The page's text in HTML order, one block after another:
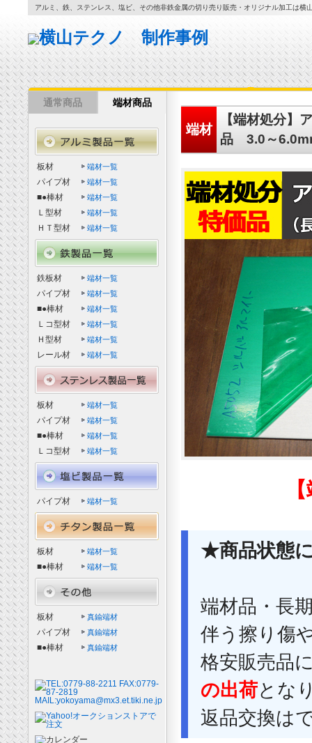
アルミ、鉄、ステンレス、塩ビ、その他非鉄金属の切り売り販売・オリジナル加工は横
端材
【端材処分】
品 3.0～
★商品状態
端材品・長
伴う擦り傷
格安販売品
の出荷とな
返品交換は
通常商品 端材商品
板材 端材一覧
パイプ材 端材一覧
■●棒材 端材一覧
Ｌ型材 端材一覧
ＨＴ型材 端材一覧
鉄板材 端材一覧
パイプ材 端材一覧
■●棒材 端材一覧
Ｌコ型材 端材一覧
Ｈ型材 端材一覧
レール材 端材一覧
板材 端材一覧
パイプ材 端材一覧
■●棒材 端材一覧
Ｌコ型材 端材一覧
パイプ材 端材一覧
板材 端材一覧
■●棒材 端材一覧
板材 真鍮端材
パイプ材 真鍮端材
■●棒材 真鍮端材